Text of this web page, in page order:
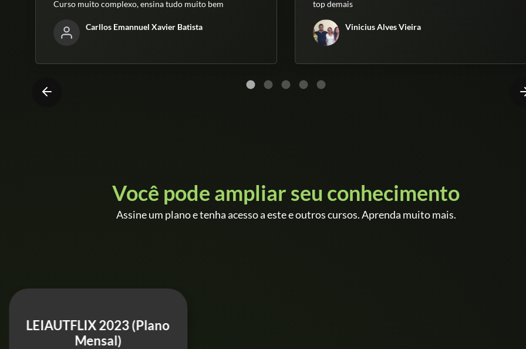
Curso muito complexo, ensina tudo muito bem
Carllos Emannuel Xavier Batista
top demais
Vinicius Alves Vieira
Você pode ampliar seu conhecimento
Assine um plano e tenha acesso a este e outros cursos. Aprenda muito mais.
LEIAUTFLIX 2023 (Plano
Mensal)